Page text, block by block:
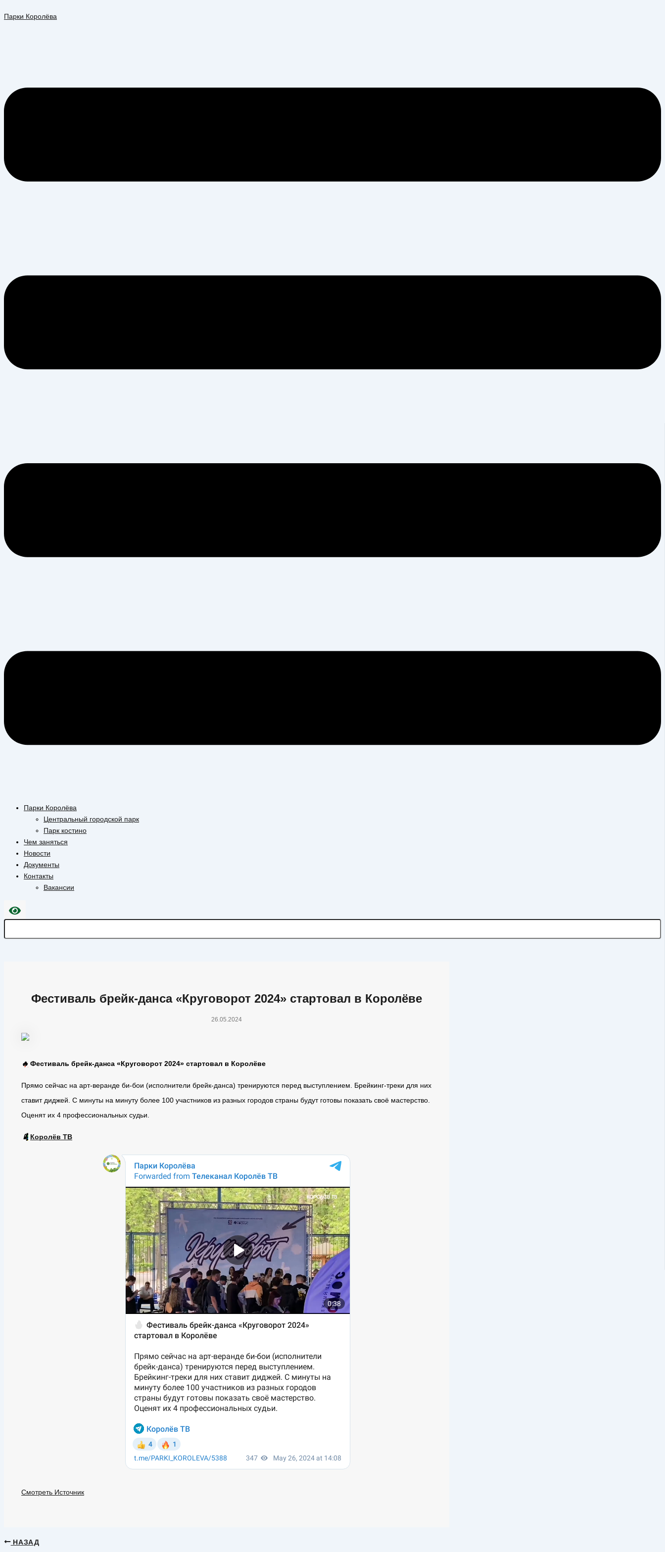
кПарки Королёва
Парки Королёва
Центральный городской парк
Парк костино
Чем заняться
Новости
Документы
Контакты
Вакансии
Фестиваль брейк-данса «Круговорот 2024» стартовал в Королёве
26.05.2024
🔥 Фестиваль брейк-данса «Круговорот 2024» стартовал в Королёве
Прямо сейчас на арт-веранде би-бои (исполнители брейк-данса) тренируются перед выступлением. Брейкинг-треки для них
ставит диджей. С минуты на минуту более 100 участников из разных городов страны будут готовы показать своё мастерство.
Оценят их 4 профессиональных судьи.
📱 Королёв ТВ
Смотреть Источник
НАЗАД